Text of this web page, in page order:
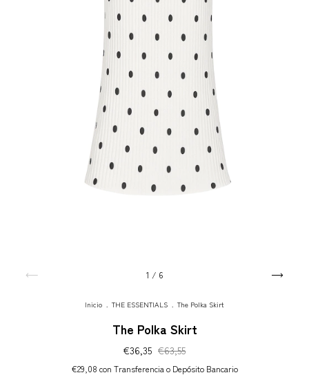
1 / 6
Inicio . THE ESSENTIALS . The Polka Skirt
The Polka Skirt
€36,35 €63,55
€29,08 con Transferencia o Depósito Bancario